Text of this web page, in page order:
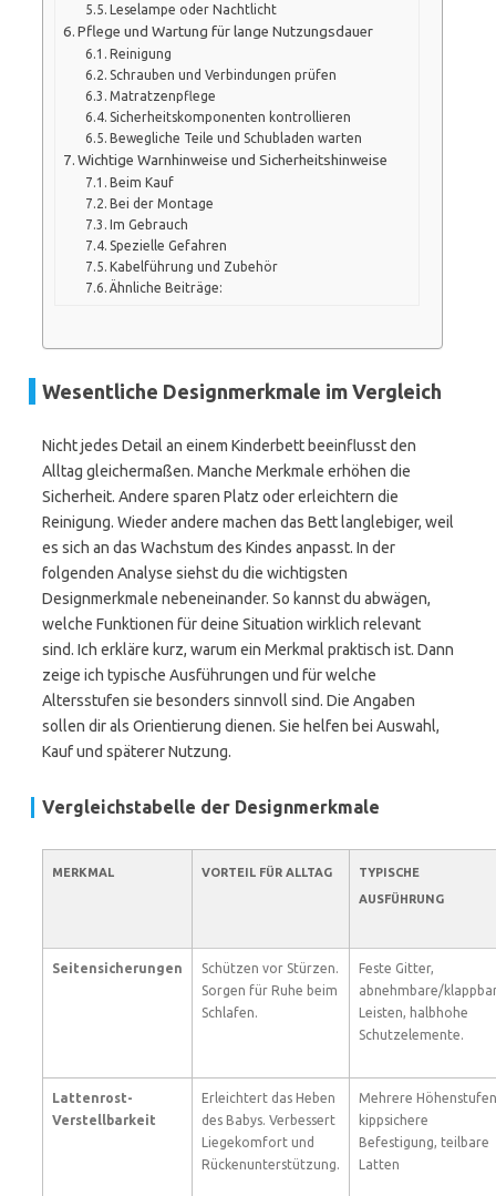
Leselampe oder Nachtlicht
Pflege und Wartung für lange Nutzungsdauer
Reinigung
Schrauben und Verbindungen prüfen
Matratzenpflege
Sicherheitskomponenten kontrollieren
Bewegliche Teile und Schubladen warten
Wichtige Warnhinweise und Sicherheitshinweise
Beim Kauf
Bei der Montage
Im Gebrauch
Spezielle Gefahren
Kabelführung und Zubehör
Ähnliche Beiträge:
Wesentliche Designmerkmale im Vergleich
Nicht jedes Detail an einem Kinderbett beeinflusst den
Alltag gleichermaßen. Manche Merkmale erhöhen die
Sicherheit. Andere sparen Platz oder erleichtern die
Reinigung. Wieder andere machen das Bett langlebiger, weil
es sich an das Wachstum des Kindes anpasst. In der
folgenden Analyse siehst du die wichtigsten
Designmerkmale nebeneinander. So kannst du abwägen,
welche Funktionen für deine Situation wirklich relevant
sind. Ich erkläre kurz, warum ein Merkmal praktisch ist. Dann
zeige ich typische Ausführungen und für welche
Altersstufen sie besonders sinnvoll sind. Die Angaben
sollen dir als Orientierung dienen. Sie helfen bei Auswahl,
Kauf und späterer Nutzung.
Vergleichstabelle der Designmerkmale
MERKMAL VORTEIL FÜR ALLTAG
TYPISCHE
AUSFÜHRUNG
Seitensicherungen
Schützen vor Stürzen.
Sorgen für Ruhe beim
Schlafen.
Feste Gitter,
abnehmbare/
Leisten, halbhohe
Schutzelemente.
Lattenrost-
Verstellbarkeit
Erleichtert das Heben
des Babys. Verbessert
Liegekomfort und
Rückenunterstützung.
Mehrere
kippsichere
Befestigung, teilbare
Latten